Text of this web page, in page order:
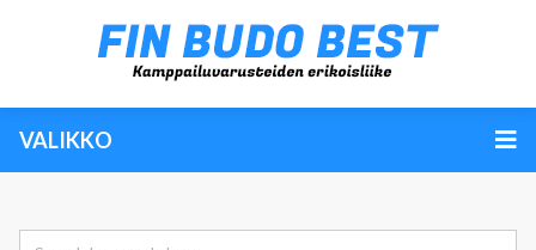
VALIKKO